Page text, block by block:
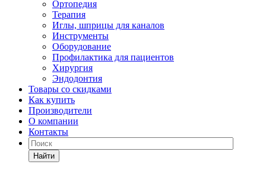
Ортопедия
Терапия
Иглы, шприцы для каналов
Инструменты
Оборудование
Профилактика для пациентов
Хирургия
Эндодонтия
Товары со скидками
Как купить
Производители
О компании
Контакты
Найти